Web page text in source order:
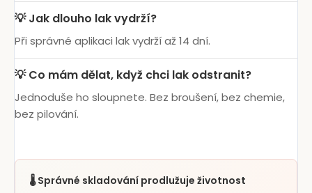
💡 Jak dlouho lak vydrží?
Při správné aplikaci lak vydrží až 14 dní.
💡 Co mám dělat, když chci lak odstranit?
Jednoduše ho sloupnete. Bez broušení, bez chemie,
bez pilování.
🌡️ Správné skladování prodlužuje životnost